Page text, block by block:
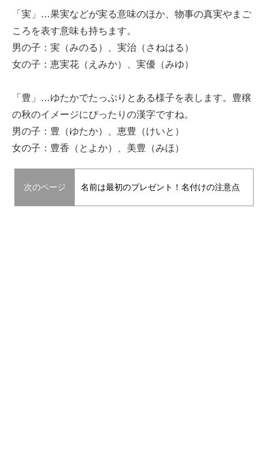
「実」…果実などが実る意味のほか、物事の真実やまご
ころを表す意味も持ちます。
男の子：実（みのる）、実治（さねはる）
女の子：恵実花（えみか）、実優（みゆ）
「豊」…ゆたかでたっぷりとある様子を表します。豊穣
の秋のイメージにぴったりの漢字ですね。
男の子：豊（ゆたか）、恵豊（けいと）
女の子：豊香（とよか）、美豊（みほ）
次のページ 名前は最初のプレゼント！名付けの注意点